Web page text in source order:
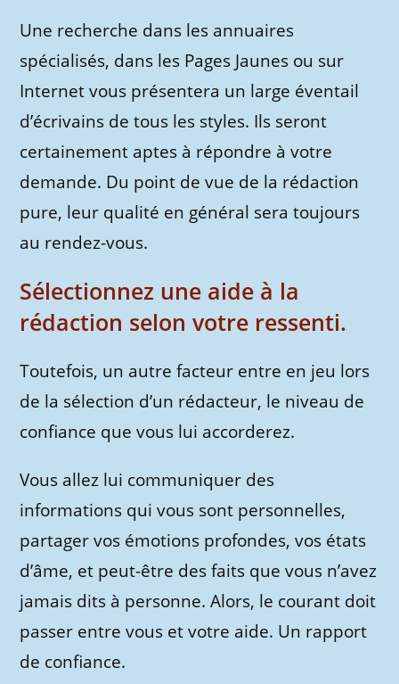
Une recherche dans les annuaires
spécialisés, dans les Pages Jaunes ou sur
Internet vous présentera un large éventail
d’écrivains de tous les styles. Ils seront
certainement aptes à répondre à votre
demande. Du point de vue de la rédaction
pure, leur qualité en général sera toujours
au rendez-vous.
Sélectionnez une aide à la
rédaction selon votre ressenti.
Toutefois, un autre facteur entre en jeu lors
de la sélection d’un rédacteur, le niveau de
confiance que vous lui accorderez.
Vous allez lui communiquer des
informations qui vous sont personnelles,
partager vos émotions profondes, vos états
d’âme, et peut-être des faits que vous n’avez
jamais dits à personne. Alors, le courant doit
passer entre vous et votre aide. Un rapport
de confiance.